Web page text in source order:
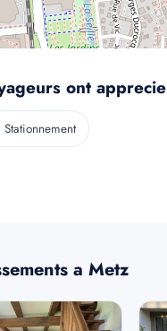
ont apprecie
Stationnement
a Metz